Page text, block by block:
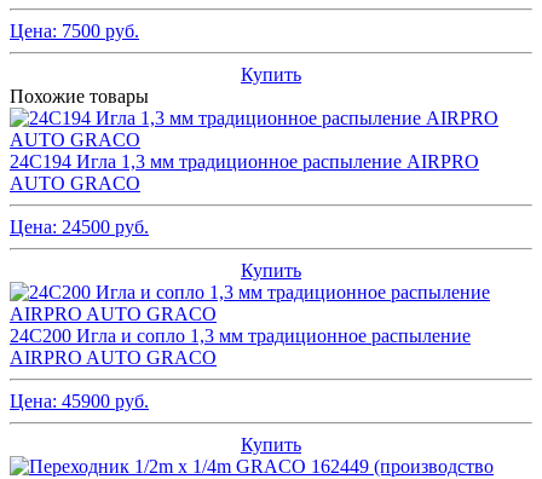
Цена: 7500 руб.
Купить
Похожие товары
24C194 Игла 1,3 мм традиционное распыление AIRPRO
AUTO GRACO
Цена: 24500 руб.
Купить
24C200 Игла и сопло 1,3 мм традиционное распыление
AIRPRO AUTO GRACO
Цена: 45900 руб.
Купить